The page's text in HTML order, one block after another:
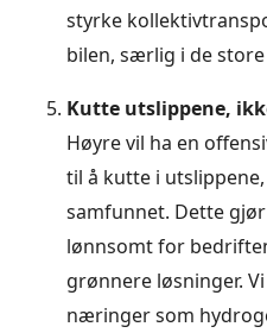
styrke
bilen, særlig i de
Kutte utslippene,
Høyre vil ha en
til å kutte i
samfunnet. Dette
lønnsomt for
grønnere løsninger.
næringer som